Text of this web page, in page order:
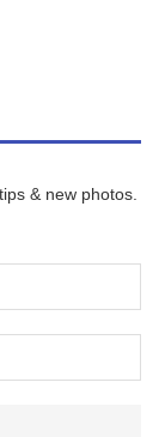
& new photos.